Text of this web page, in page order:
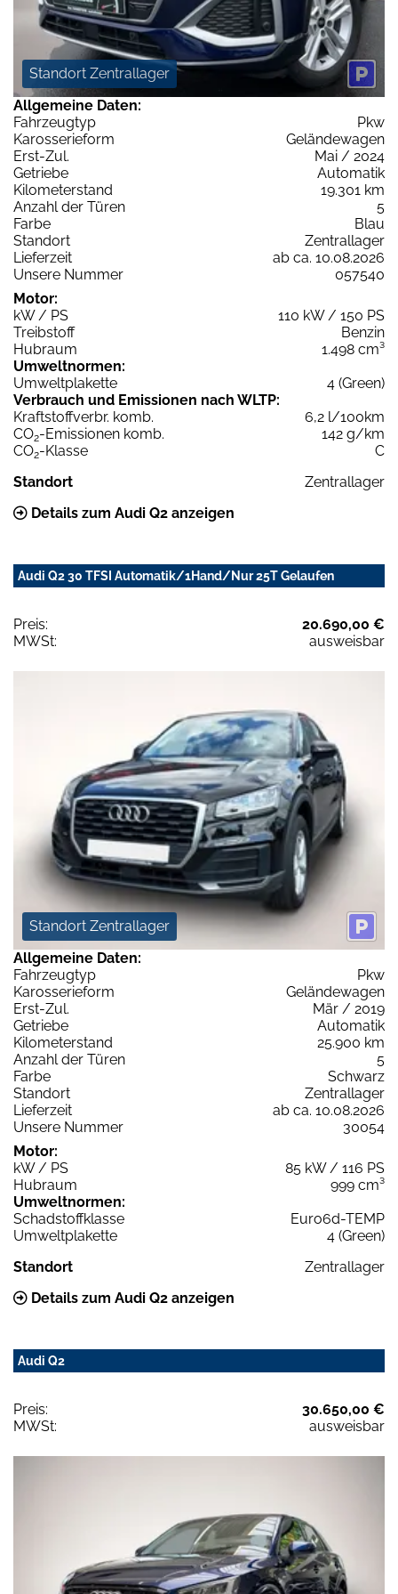
Standort Zentrallager
Allgemeine Daten:
Fahrzeugtyp
Pkw
Karosserieform
Geländewagen
Erst-Zul.
Mai / 2024
Getriebe
Automatik
Kilometerstand
19.301 km
Anzahl der Türen
5
Farbe
Blau
Standort
Zentrallager
Lieferzeit
ab ca. 10.08.2026
Unsere Nummer
057540
Motor:
kW / PS
110 kW / 150 PS
Treibstoff
Benzin
Hubraum
1.498 cm³
Umweltnormen:
Umweltplakette
4 (Green)
Verbrauch und Emissionen nach WLTP:
Kraftstoffverbr. komb.
6,2 l/100km
CO2-Emissionen komb.
142 g/km
CO2-Klasse
C
Standort
Zentrallager
Details zum Audi Q2 anzeigen
Audi Q2 30 TFSI Automatik/1Hand/Nur 25T Gelaufen
Preis:
20.690,00 €
MWSt:
ausweisbar
Standort Zentrallager
Allgemeine Daten:
Fahrzeugtyp
Pkw
Karosserieform
Geländewagen
Erst-Zul.
Mär / 2019
Getriebe
Automatik
Kilometerstand
25.900 km
Anzahl der Türen
5
Farbe
Schwarz
Standort
Zentrallager
Lieferzeit
ab ca. 10.08.2026
Unsere Nummer
30054
Motor:
kW / PS
85 kW / 116 PS
Hubraum
999 cm³
Umweltnormen:
Schadstoffklasse
Euro6d-TEMP
Umweltplakette
4 (Green)
Standort
Zentrallager
Details zum Audi Q2 anzeigen
Audi Q2
Preis:
30.650,00 €
MWSt:
ausweisbar